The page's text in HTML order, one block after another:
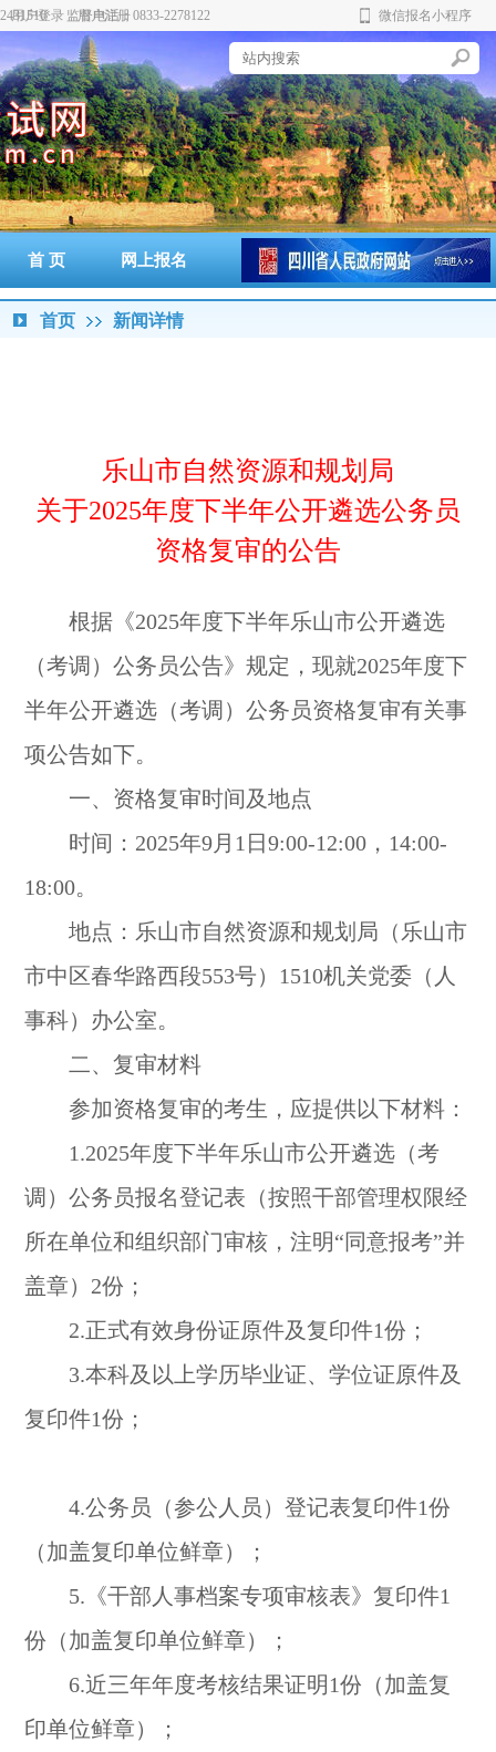
用户登录 用户注册
监督电话：0833-2278122 微信报名小程序
首 页 网上报名 准考证打印 通知书打印
成绩查询 政策法规
首页 新闻详情
乐山市自然资源和规划局
关于2025年度下半年公开遴选公务员
资格复审的公告
根据《2025年度下半年乐山市公开遴选
（考调）公务员公告》规定，现就2025年度下
半年公开遴选（考调）公务员资格复审有关事
项公告如下。
一、资格复审时间及地点
时间：2025年9月1日9:00-12:00，14:00-
18:00。
地点：乐山市自然资源和规划局（乐山市
市中区春华路西段553号）1510机关党委（人
事科）办公室。
二、复审材料
参加资格复审的考生，应提供以下材料：
1.2025年度下半年乐山市公开遴选（考
调）公务员报名登记表（按照干部管理权限经
所在单位和组织部门审核，注明“同意报考”并
盖章）2份；
2.正式有效身份证原件及复印件1份；
3.本科及以上学历毕业证、学位证原件及
复印件1份；
4.公务员（参公人员）登记表复印件1份
（加盖复印单位鲜章）；
5.《干部人事档案专项审核表》复印件1
份（加盖复印单位鲜章）；
6.近三年年度考核结果证明1份（加盖复
印单位鲜章）；